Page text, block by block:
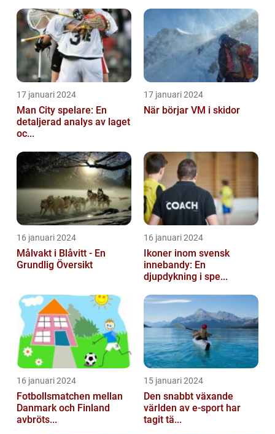
17 januari 2024
Man City spelare: En
detaljerad analys av laget
oc...
17 januari 2024
När börjar VM i skidor
16 januari 2024
Målvakt i Blåvitt - En
Grundlig Översikt
16 januari 2024
Ikoner inom svensk
innebandy: En
djupdykning i spe...
16 januari 2024
Fotbollsmatchen mellan
Danmark och Finland
avbröts...
15 januari 2024
Den snabbt växande
världen av e-sport har
tagit tä...